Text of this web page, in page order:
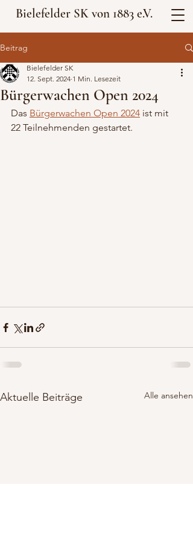
Bielefelder SK von 1883 e.V.
Beitrag
Bürgerwachen Open 2024
Bielefelder SK
12. Sept. 2024 1 Min. Lesezeit
Das Bürgerwachen Open 2024 ist mit
22 Teilnehmenden gestartet.
Aktuelle Beiträge Alle ansehen